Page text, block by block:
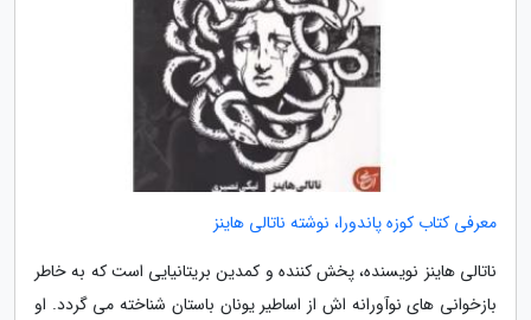
معرفی کتاب کوزه پاندورا، نوشته ناتالی هاینز
ناتالی هاینز نویسنده، پخش کننده و کمدین بریتانیایی است که به خاطر
بازخوانی های نوآورانه اش از اساطیر یونان باستان شناخته می گردد. او